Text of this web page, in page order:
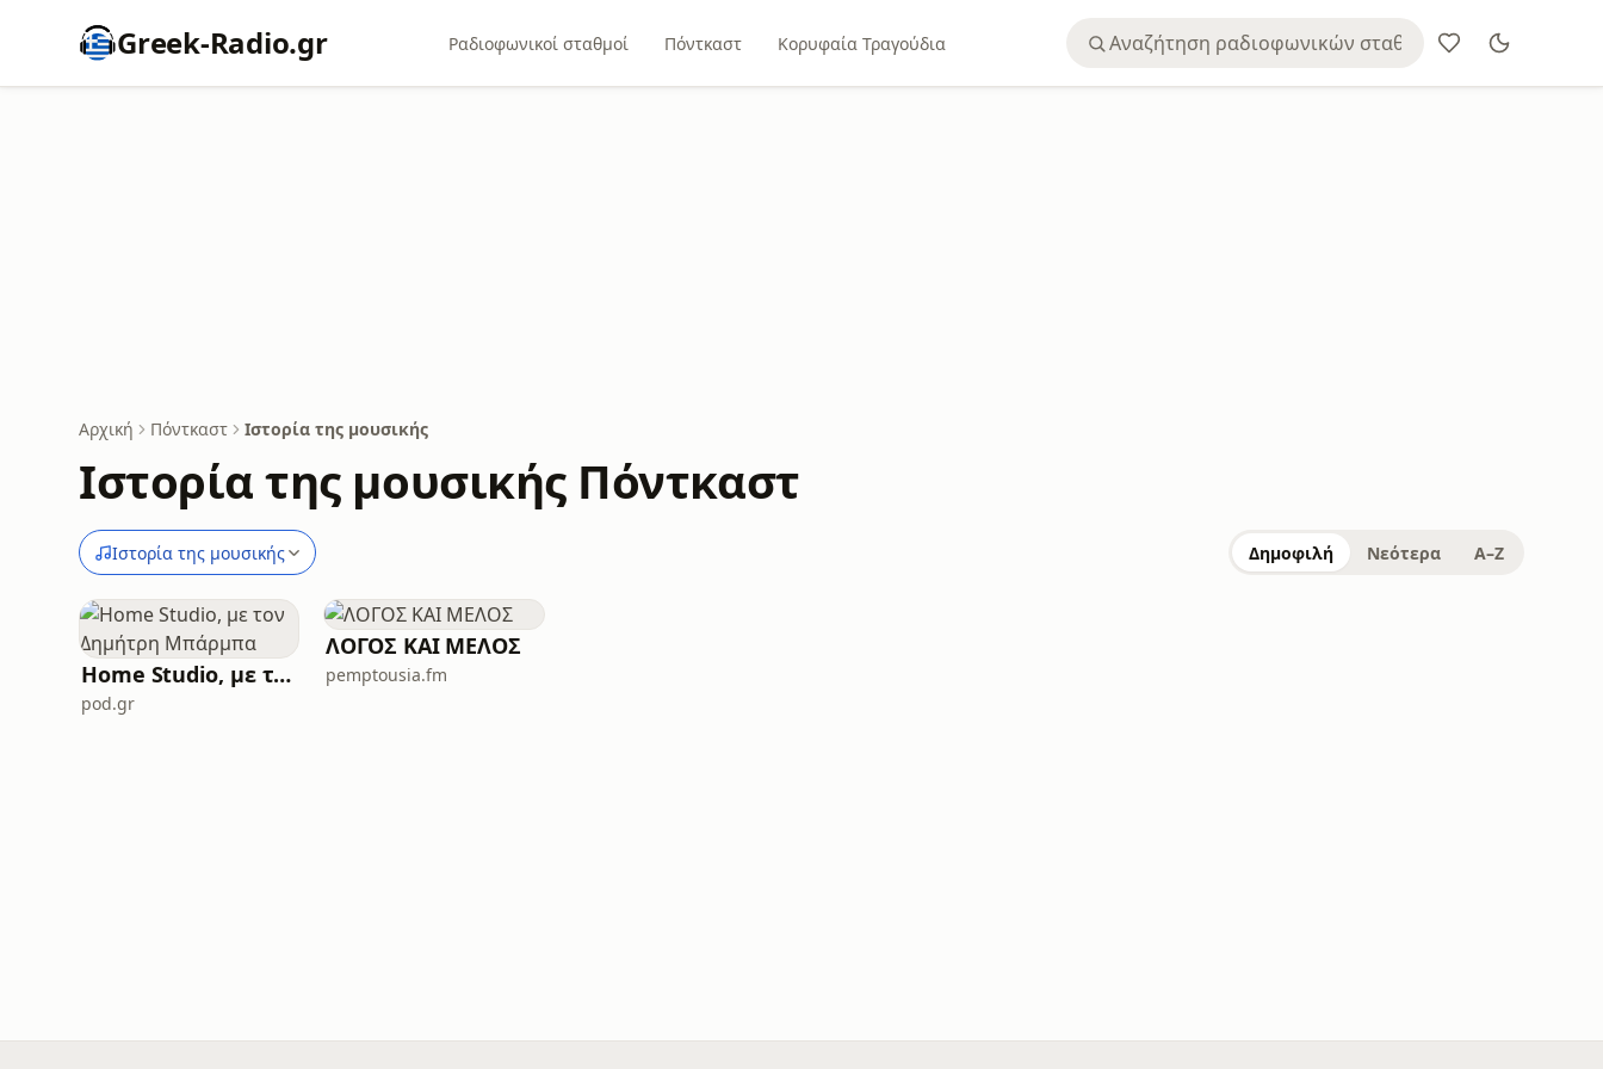
Greek-Radio.gr Ραδιοφωνικοί σταθμοί Πόντκαστ Κορυφαία Τραγούδια
Αρχική Πόντκαστ Ιστορία της μουσικής
Ιστορία της μουσικής Πόντκαστ
Ιστορία της μουσικής Δημοφιλή Νεότερα A–Z
Home Studio, με τον Δημήτρη Μπάρμπα
pod.gr
ΛΟΓΟΣ ΚΑΙ ΜΕΛΟΣ
pemptousia.fm